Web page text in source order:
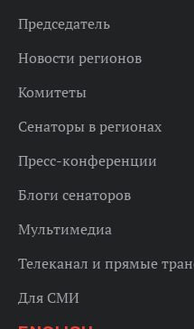
Председатель
Новости регионов
Комитеты
Сенаторы в регионах
Пресс-конференции
Блоги сенаторов
Мультимедиа
Телеканал и прямые
Для СМИ